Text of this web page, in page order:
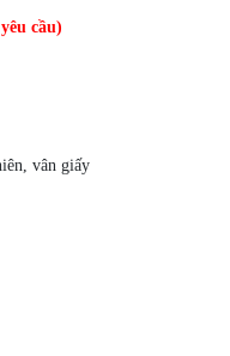
cầu)
vân giấy